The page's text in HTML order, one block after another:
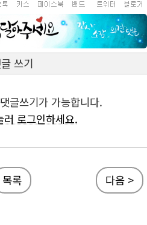
쓰기
글쓰기가 가능합니다.
로그인하세요.
목록 다음 >